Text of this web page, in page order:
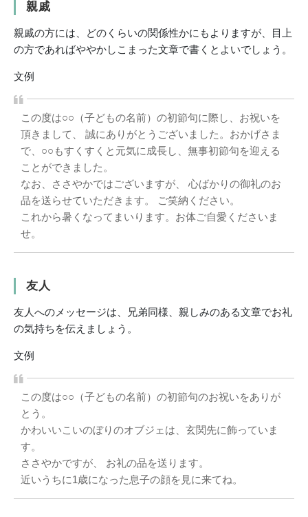
親戚
親戚の方には、どのくらいの関係性かにもよりますが、目上
の方であればややかしこまった文章で書くとよいでしょう。
文例
この度は○○（子どもの名前）の初節句に際し、お祝いを
頂きまして、 誠にありがとうございました。おかげさま
で、○○もすくすくと元気に成長し、無事初節句を迎える
ことができました。
なお、ささやかではございますが、 心ばかりの御礼のお
品を送らせていただきます。 ご笑納ください。
これから暑くなってまいります。お体ご自愛くださいま
せ。
友人
友人へのメッセージは、兄弟同様、親しみのある文章でお礼
の気持ちを伝えましょう。
文例
この度は○○（子どもの名前）の初節句のお祝いをありが
とう。
かわいいこいのぼりのオブジェは、玄関先に飾っていま
す。
ささやかですが、 お礼の品を送ります。
近いうちに1歳になった息子の顔を見に来てね。